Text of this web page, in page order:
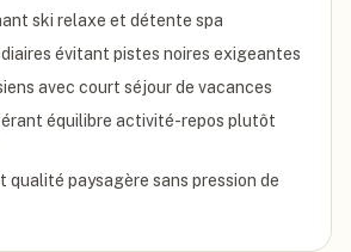
ski relaxe et détente spa
évitant pistes noires exigeantes
avec court séjour de vacances
équilibre activité-repos plutôt
qualité paysagère sans pression de